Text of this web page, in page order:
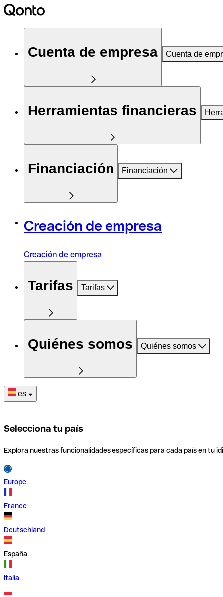
Cuenta de empresa Cuenta de
Herramientas financieras
Financiación Financiación
Creación de empresa
Creación de empresa
Tarifas Tarifas
Quiénes somos Quiénes somos
es
Selecciona tu país
Explora nuestras funcionalidades específicas para cada país en tu
Europe
France
Deutschland
España
Italia